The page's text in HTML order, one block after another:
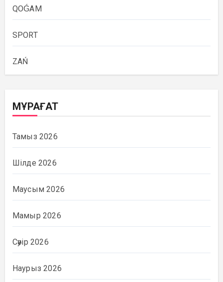
QOǴAM
SPORT
ZAŃ
МҰРАҒАТ
Тамыз 2026
Шілде 2026
Маусым 2026
Мамыр 2026
Сәуір 2026
Наурыз 2026